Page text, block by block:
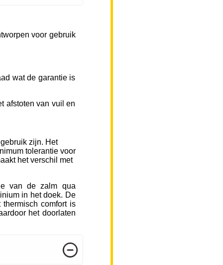
voor gebruik
wat de garantie is
afstoten van vuil en
zijn. Het
tolerantie voor
het verschil met
van de zalm qua
in het doek. De
thermisch comfort is
het doorlaten